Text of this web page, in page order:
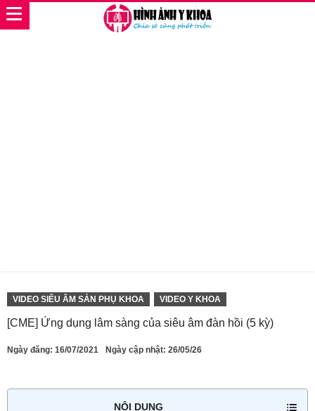
VIDEO SIÊU ÂM SẢN PHỤ KHOA VIDEO Y KHOA
[CME] Ứng dụng lâm sàng của siêu âm đàn hồi (5 kỳ)
Ngày đăng: 16/07/2021 Ngày cập nhật: 26/05/26
NỘI DUNG